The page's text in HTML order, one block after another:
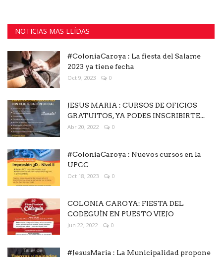
NOTICIAS MAS LEÍDAS
#ColoniaCaroya : La fiesta del Salame
2023 ya tiene fecha
Oct 9, 2023 0
JESUS MARIA : CURSOS DE OFICIOS
GRATUITOS, YA PODES INSCRIBIRTE...
Abr 20, 2022 0
#ColoniaCaroya : Nuevos cursos en la
UPCC
Oct 18, 2023 0
COLONIA CAROYA: FIESTA DEL
CODEGUÍN EN PUESTO VIEJO
Jun 22, 2022 0
#JesusMaria : La Municipalidad propone